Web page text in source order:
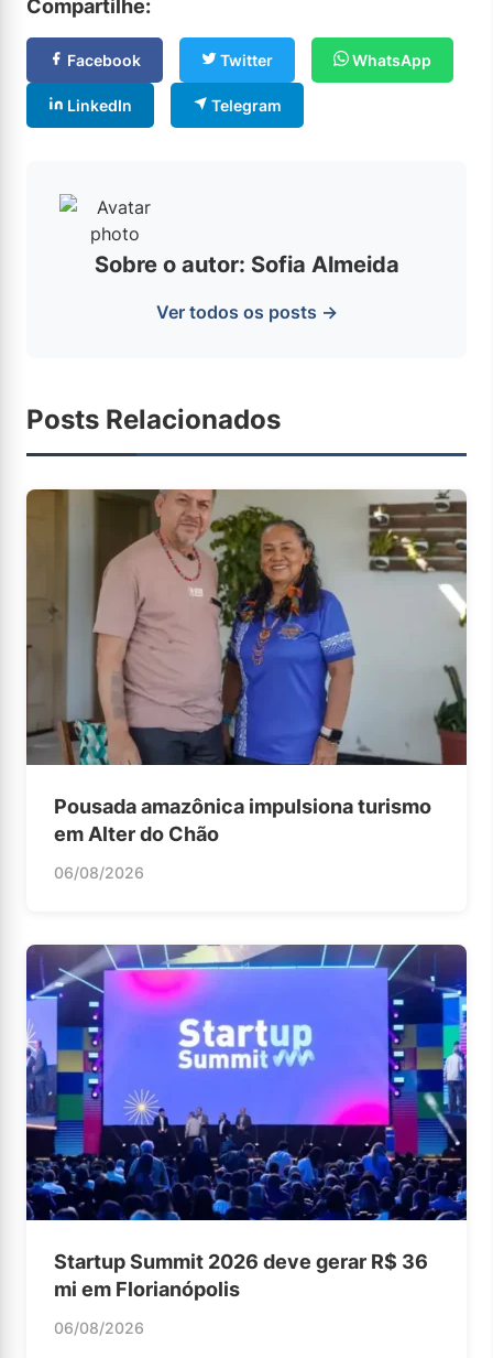
Compartilhe:
Facebook Twitter WhatsApp
LinkedIn Telegram
Sobre o autor: Sofia Almeida
Ver todos os posts →
Posts Relacionados
Pousada amazônica impulsiona turismo
em Alter do Chão
06/08/2026
Startup Summit 2026 deve gerar R$ 36
mi em Florianópolis
06/08/2026